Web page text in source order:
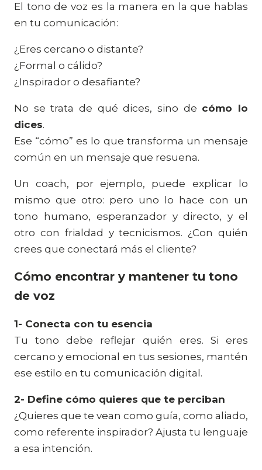
El tono de voz es la manera en la que hablas
en tu comunicación:
¿Eres cercano o distante?
¿Formal o cálido?
¿Inspirador o desafiante?
No se trata de qué dices, sino de cómo lo
dices.
Ese “cómo” es lo que transforma un mensaje
común en un mensaje que resuena.
Un coach, por ejemplo, puede explicar lo
mismo que otro: pero uno lo hace con un
tono humano, esperanzador y directo, y el
otro con frialdad y tecnicismos. ¿Con quién
crees que conectará más el cliente?
Cómo encontrar y mantener tu tono
de voz
1- Conecta con tu esencia
Tu tono debe reflejar quién eres. Si eres
cercano y emocional en tus sesiones, mantén
ese estilo en tu comunicación digital.
2- Define cómo quieres que te perciban
¿Quieres que te vean como guía, como aliado,
como referente inspirador? Ajusta tu lenguaje
a esa intención.